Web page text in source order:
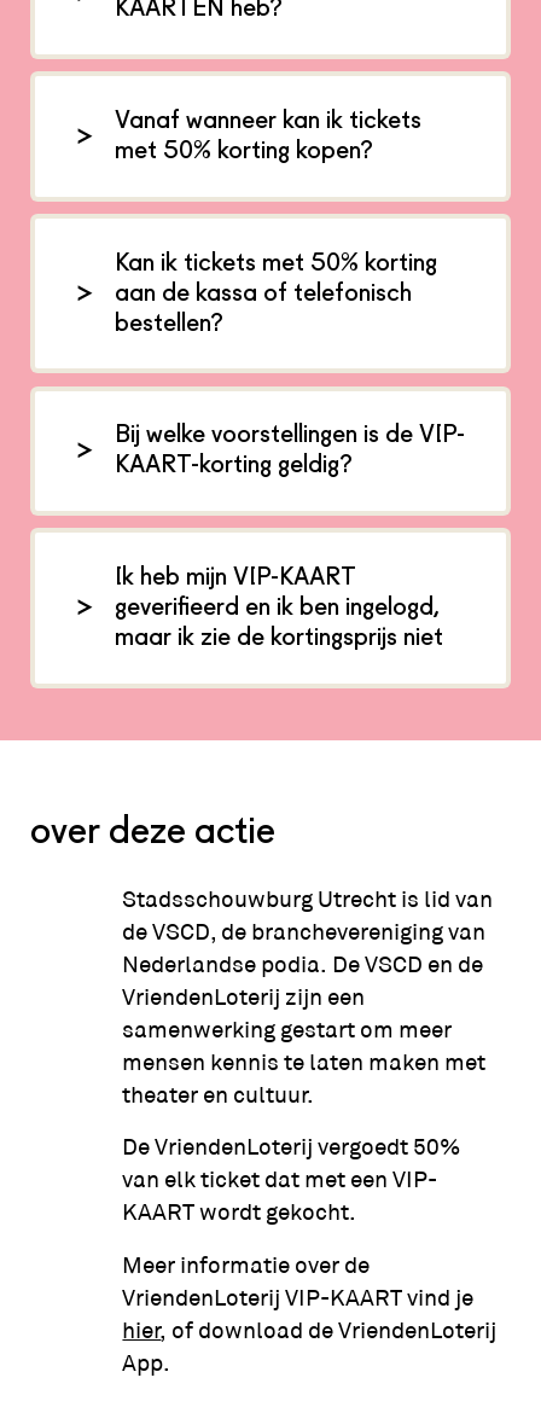
KAARTEN heb?
Vanaf wanneer kan ik tickets
met 50% korting kopen?
Kan ik tickets met 50% korting
aan de kassa of telefonisch
bestellen?
Bij welke voorstellingen is de VIP-
KAART-korting geldig?
Ik heb mijn VIP-KAART
geverifieerd en ik ben ingelogd,
maar ik zie de kortingsprijs niet
over deze actie
Stadsschouwburg Utrecht is lid van
de VSCD, de branchevereniging van
Nederlandse podia. De VSCD en de
VriendenLoterij zijn een
samenwerking gestart om meer
mensen kennis te laten maken met
theater en cultuur.
De VriendenLoterij vergoedt 50%
van elk ticket dat met een VIP-
KAART wordt gekocht.
Meer informatie over de
VriendenLoterij VIP-KAART vind je
hier, of download de VriendenLoterij
App.